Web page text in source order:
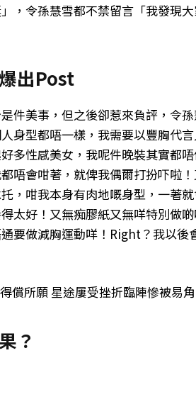
，令孫慧雪都不禁留言「我發現
出Post
件美事，但之後卻惹來負評，令
身型都唔一樣，我需要以豐胸代
多性感美女，我呢件晚裝其實都
唔會咁著，就俾我偶爾打扮吓啦
，咁我本身有肉地嘅身型，一著
太好！又無痴膠紙又無咩特別做
要做減胸運動咩！Right？我以
償所願 星途屢受挫折臨陣慘被易角
？